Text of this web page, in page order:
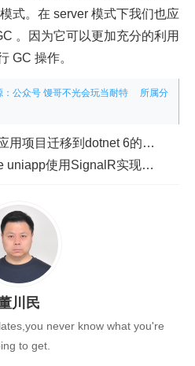
式。在 server 模式下我们也应
。因为它可以更加充分的利用
GC 操作。
：公众号 馒哥不光会玩当耐特
所属分
目迁移到dotnet 6的经验和决策
使用SignalR实现websocket
川民
never know what you're
to get.